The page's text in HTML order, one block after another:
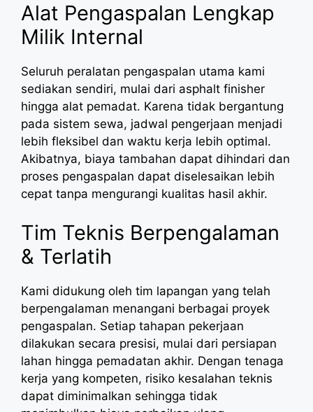
Alat Pengaspalan Lengkap
Milik Internal
Seluruh peralatan pengaspalan utama kami
sediakan sendiri, mulai dari asphalt finisher
hingga alat pemadat. Karena tidak bergantung
pada sistem sewa, jadwal pengerjaan menjadi
lebih fleksibel dan waktu kerja lebih optimal.
Akibatnya, biaya tambahan dapat dihindari dan
proses pengaspalan dapat diselesaikan lebih
cepat tanpa mengurangi kualitas hasil akhir.
Tim Teknis Berpengalaman
& Terlatih
Kami didukung oleh tim lapangan yang telah
berpengalaman menangani berbagai proyek
pengaspalan. Setiap tahapan pekerjaan
dilakukan secara presisi, mulai dari persiapan
lahan hingga pemadatan akhir. Dengan tenaga
kerja yang kompeten, risiko kesalahan teknis
dapat diminimalkan sehingga tidak